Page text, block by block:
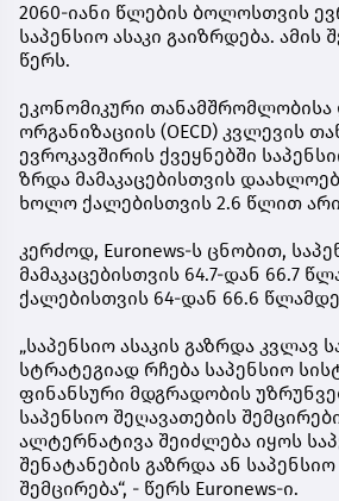
2060-იანი წლების ბოლოსთვის
საპენსიო ასაკი გაიზრდება. ამის
წერს.
ეკონომიკური თანამშრომლობისა
ორგანიზაციის (OECD) კვლევის
ევროკავშირის ქვეყნებში
ზრდა მამაკაცებისთვის
ხოლო ქალებისთვის 2.6 წლით
კერძოდ, Euronews-ს ცნობით,
მამაკაცებისთვის 64.7-დან 66.7
ქალებისთვის 64-დან 66.6
„საპენსიო ასაკის გაზრდა კვლავ
სტრატეგიად რჩება საპენსიო
ფინანსური მდგრადობის
საპენსიო შეღავათების
ალტერნატივა შეიძლება იყოს
შენატანების გაზრდა ან
შემცირება“, - წერს Euronews-ი.